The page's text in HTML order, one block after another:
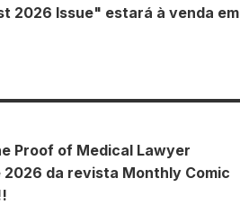
2026 Issue" estará à venda em
Proof of Medical Lawyer
da revista Monthly Comic